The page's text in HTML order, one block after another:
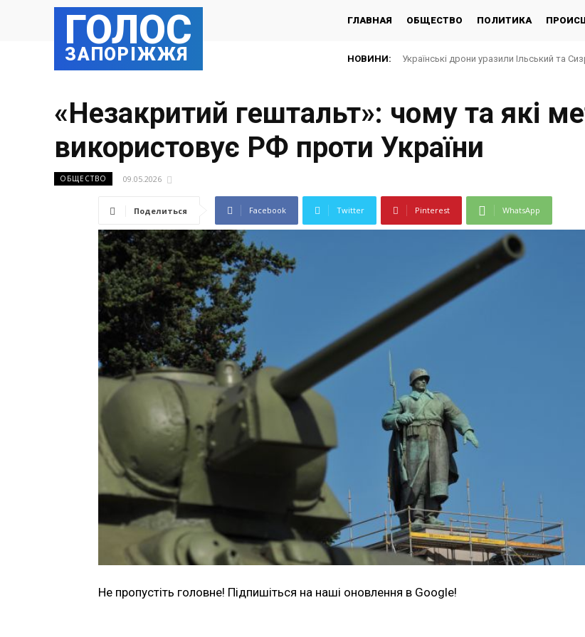
ГОЛОС
ЗАПОРІЖЖЯ
ГЛАВНАЯ ОБЩЕСТВО ПОЛИТИКА
НОВИНИ: Українські дрони уразили Ільський та
«Незакритий гештальт»: чому та які
використовує РФ проти України
ОБЩЕСТВО 09.05.2026
Поделиться Facebook Twitter Pinterest WhatsApp
Не пропустіть головне! Підпишіться на наші оновлення в Google!